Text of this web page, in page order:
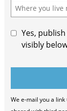
field
Yes,
visibly
We e-mail you a